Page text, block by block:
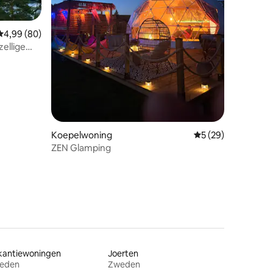
beoordeling van 4,99 op 5, 80 recensies
4,99 (80)
Koepelwoning Gemiddelde
5 (29)
ZEN Glamping
Joerten
Zweden